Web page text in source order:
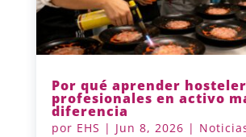
Por qué aprender
profesionales en activo
diferencia
por EHS | Jun 8, 2026 |